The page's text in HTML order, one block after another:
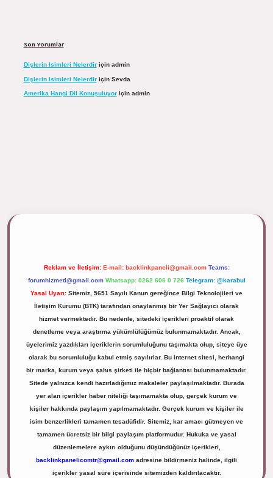
Son Yorumlar
Dişlerin Isimleri Nelerdiriçin admin
Dişlerin Isimleri Nelerdiriçin Sevda
Amerika Hangi Dil Konuşuluyoriçin admin
Reklam ve İletişim: E-mail: backlinkpaneli@gmail.com Teams:
forumhizmeti@gmail.com Whatsapp: 0262 606 0 726 Telegram: @karabul
Yasal Uyarı: Sitemiz, 5651 Sayılı Kanun gereğince Bilgi Teknolojileri ve
İletişim Kurumu (BTK) tarafından onaylanmış bir Yer Sağlayıcı olarak
hizmet vermektedir. Bu nedenle, sitedeki içerikleri proaktif olarak
denetleme veya araştırma yükümlülüğümüz bulunmamaktadır. Ancak,
üyelerimiz yazdıkları içeriklerin sorumluluğunu taşımakta olup, siteye üye
olarak bu sorumluluğu kabul etmiş sayılırlar. Bu internet sitesi, herhangi
bir marka, kurum veya şahıs şirketi ile hiçbir bağlantısı bulunmamaktadır.
Sitede yalnızca kendi hazırladığımız makaleler paylaşılmaktadır. Burada
yer alan içerikler haber niteliği taşımamakta olup, gerçek kurum ve
kişiler hakkında paylaşım yapılmamaktadır. Gerçek kurum ve kişiler ile
isim benzerlikleri tamamen tesadüfidir. Sitemiz, kar amacı gütmeyen ve
tamamen ücretsiz bir bilgi paylaşım platformudur. Hukuka ve yasal
düzenlemelere aykırı olduğunu düşündüğünüz içerikleri,
backlinkpanelicomtr@gmail.com adresine bildirmeniz halinde, ilgili
içerikler yasal süre içerisinde sitemizden kaldırılacaktır.